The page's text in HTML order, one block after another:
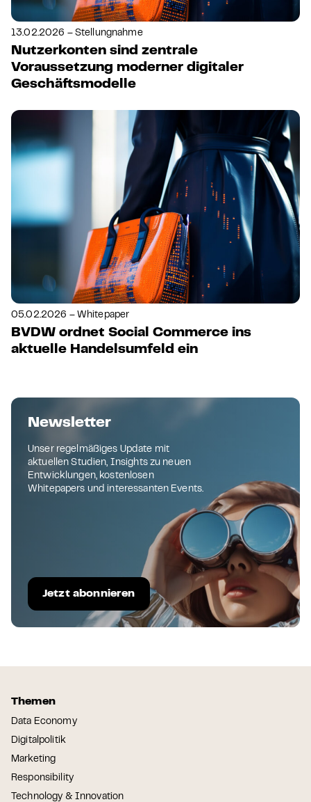
13.02.2026 – Stellungnahme
Nutzerkonten sind zentrale
Voraussetzung moderner digitaler
Geschäftsmodelle
05.02.2026 – Whitepaper
BVDW ordnet Social Commerce ins
aktuelle Handelsumfeld ein
Newsletter
Unser regelmäßiges Update mit
aktuellen Studien, Insights zu neuen
Entwicklungen, kostenlosen
Whitepapers und interessanten Events.
Jetzt abonnieren
Themen
Data Economy
Digitalpolitik
Marketing
Responsibility
Technology & Innovation